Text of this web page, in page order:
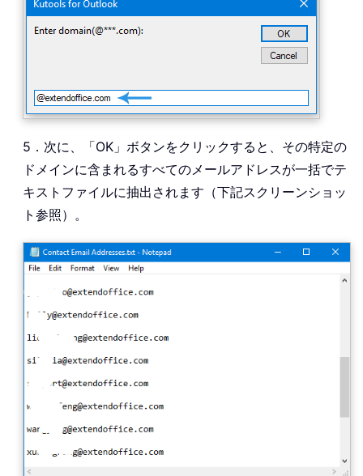
5．次に、「OK」ボタンをクリックすると、その特定の
ドメインに含まれるすべてのメールアドレスが一括でテ
キストファイルに抽出されます（下記スクリーンショッ
ト参照）。